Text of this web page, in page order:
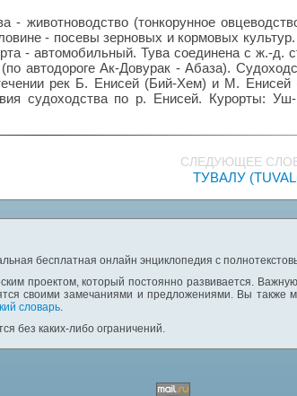
- животноводство (тонкорунное
- посевы зерновых и кормовых
- автомобильный. Тува соединена с ж.-д.
автодороге Ак-Довурак - Абаза).
рек Б. Енисей (Бий-Хем) и М. Енисей
судоходства по р. Енисей. Курорты: Уш-
СЛЕДУЮЩЕЕ
ТУВАЛУ
бесплатная онлайн энциклопедия с
проектом, который постоянно развивается.
своими замечаниями и предложениями. Вы также
словарь.
без каких-либо ограничений.